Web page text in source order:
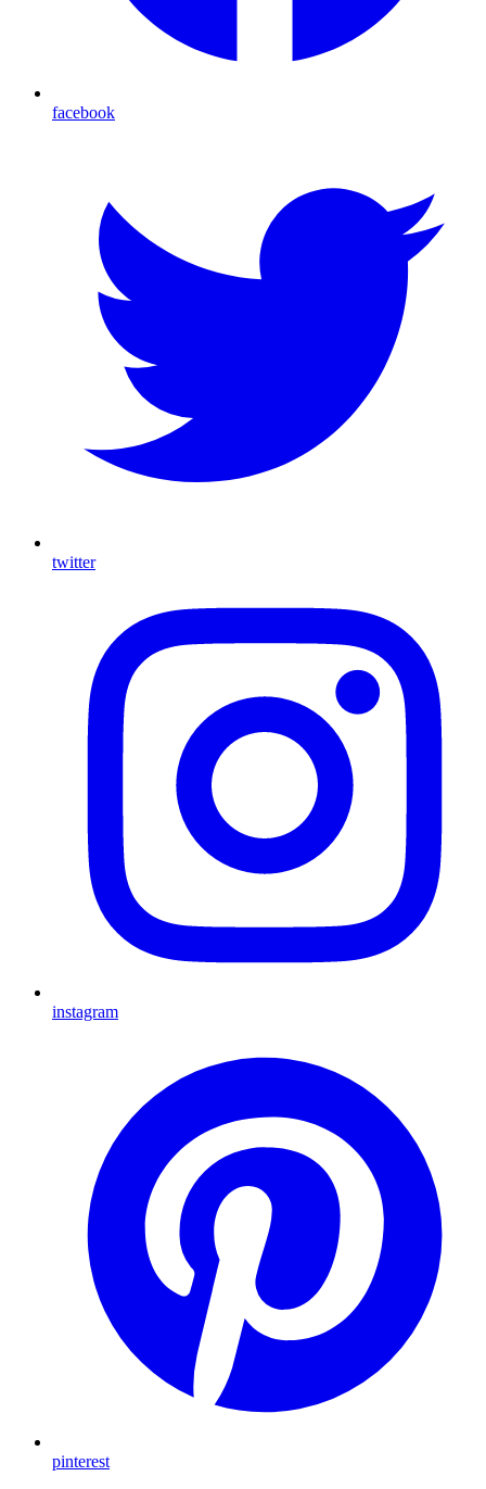
facebook
twitter
instagram
pinterest